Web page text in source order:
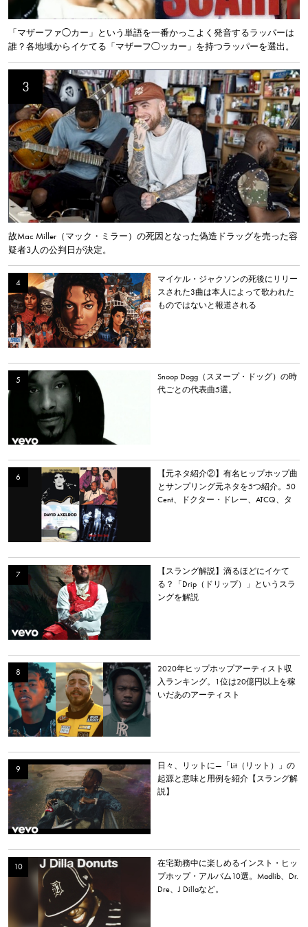
「マザーファ◯カー」という単語を一番かっこよく発音するラッパーは
誰？各地域からイケてる「マザーフ◯ッカー」を持つラッパーを選出。
故Mac Miller（マック・ミラー）の死因となった偽造ドラッグを売った容
疑者3人の公判日が決定。
マイケル・ジャクソンの死後にリリー
スされた3曲は本人によって歌われた
ものではないと報道される
Snoop Dogg（スヌープ・ドッグ）の時
代ごとの代表曲5選。
【元ネタ紹介②】有名ヒップホップ曲
とサンプリング元ネタを5つ紹介。50
Cent、ドクター・ドレー、ATCQ、タ
【スラング解説】滴るほどにイケて
る？「Drip（ドリップ）」というスラ
ングを解説
2020年ヒップホップアーティスト収
入ランキング。1位は20億円以上を稼
いだあのアーティスト
日々、リットに—「Lit（リット）」の
起源と意味と用例を紹介【スラング解
説】
在宅勤務中に楽しめるインスト・ヒッ
プホップ・アルバム10選。Madlib、Dr.
Dre、J Dillaなど。